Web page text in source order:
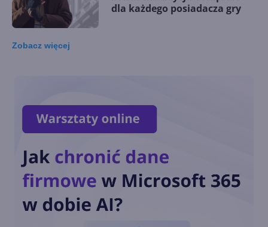
dla każdego posiadacza gry
w Microsoft Store
Age of Empires: Definitive
Zobacz więcej